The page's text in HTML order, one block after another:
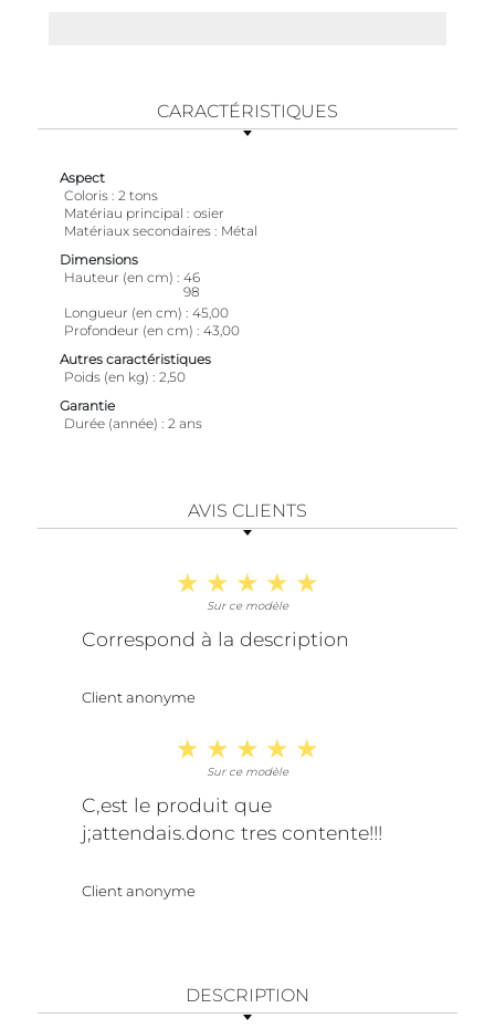
CARACTÉRISTIQUES
Aspect
Coloris 2 tons
Matériau principal
osier
Matériaux secondaires
Métal
Dimensions
Hauteur (en cm)
46
98
Longueur (en cm)
45,00
Profondeur (en cm)
43,00
Autres caractéristiques
Poids (en kg)
2,50
Garantie
Durée (année)
2 ans
AVIS CLIENTS
Sur ce modèle
Correspond à la description
Client anonyme
Sur ce modèle
C,est le produit que
j;attendais.donc tres contente!!!
Client anonyme
DESCRIPTION